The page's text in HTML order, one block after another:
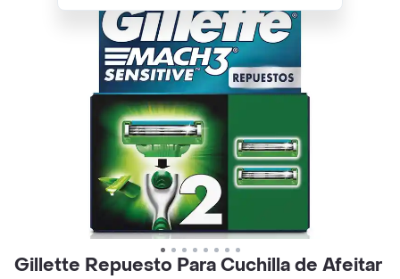
Gillette Repuesto Para Cuchilla de Afeitar